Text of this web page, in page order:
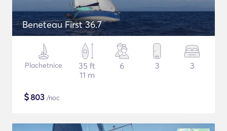
Beneteau First 36.7
Plachetnice
35 ft
11 m
6 3 3
$803 /noc